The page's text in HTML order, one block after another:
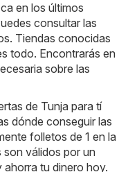
en los últimos
consultar las
Tiendas conocidas
todo. Encontrarás en
sobre las
de Tunja para tí
dónde conseguir las
folletos de 1 en la
válidos por un
ahorra tu dinero hoy.